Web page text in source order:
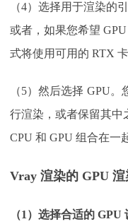
（4）选择用于渲染的
或者，如果您希望
式将使用可用的 RTX 卡
（5）然后选择 GPU。
行渲染，或者保留其中
CPU 和 GPU 组合在一
Vray 渲染的 GPU
（1）选择合适的 GPU